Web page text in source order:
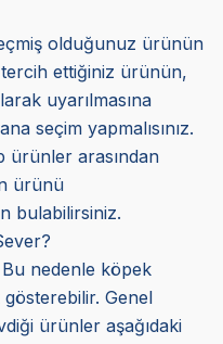
olduğunuz ürünün
ettiğiniz ürünün,
uyarılmasına
seçim yapmalısınız.
ürünler arasından
ürünü
bulabilirsiniz.
Bu nedenle köpek
gösterebilir. Genel
ürünler aşağıdaki